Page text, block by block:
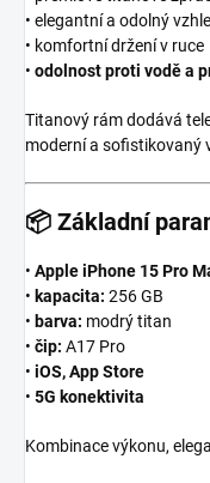
• elegantní a odolný
• komfortní držení v ruce
• odolnost proti vodě a
Titanový rám dodává
moderní a sofistikovaný
📦 Základní
• Apple iPhone 15 Pro
• kapacita: 256 GB
• barva: modrý titan
• čip: A17 Pro
• iOS, App Store
• 5G konektivita
Kombinace výkonu,